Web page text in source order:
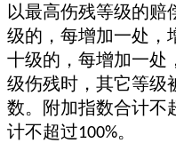
以最高伤残等级的赔
级的，每增加一处，
十级的，每增加一处
级伤残时，其它等级
数。附加指数合计不
计不超过100%。